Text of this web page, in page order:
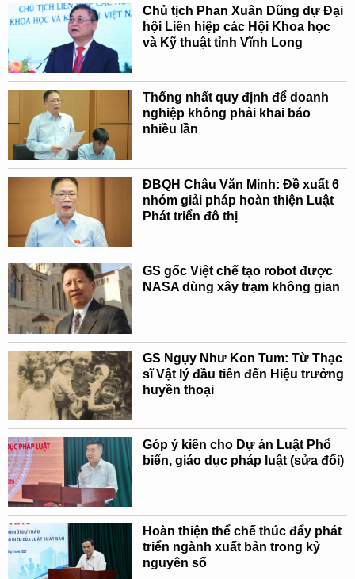
Chủ tịch Phan Xuân Dũng dự Đại
hội Liên hiệp các Hội Khoa học
và Kỹ thuật tỉnh Vĩnh Long
Thống nhất quy định để doanh
nghiệp không phải khai báo
nhiều lần
ĐBQH Châu Văn Minh: Đề xuất 6
nhóm giải pháp hoàn thiện Luật
Phát triển đô thị
GS gốc Việt chế tạo robot được
NASA dùng xây trạm không gian
GS Ngụy Như Kon Tum: Từ Thạc
sĩ Vật lý đầu tiên đến Hiệu trưởng
huyền thoại
Góp ý kiến cho Dự án Luật Phổ
biến, giáo dục pháp luật (sửa đổi)
Hoàn thiện thể chế thúc đẩy phát
triển ngành xuất bản trong kỷ
nguyên số